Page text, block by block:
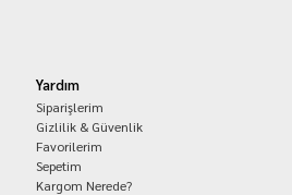
Yardım
Siparişlerim
Gizlilik & Güvenlik
Favorilerim
Sepetim
Kargom Nerede?